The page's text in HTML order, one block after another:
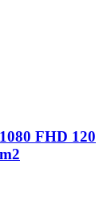
FHD 120